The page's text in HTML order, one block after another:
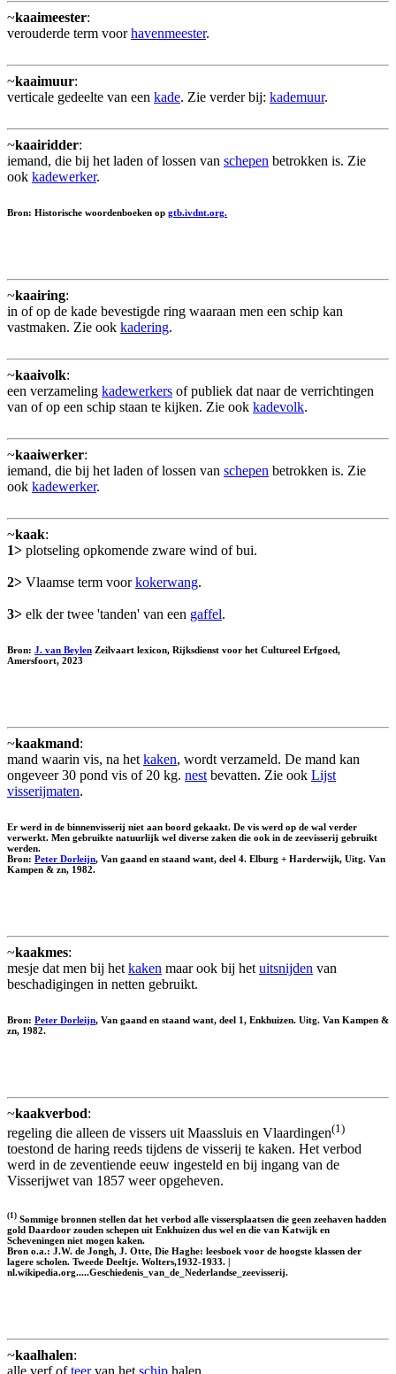
~kaaimeester:
verouderde term voorhavenmeester.
~kaaimuur:
verticale gedeelte van een kade. Zie verder bij: kademuur.
~kaairidder:
iemand, die bij het laden of lossen van schepen betrokken is. Zie
ook kadewerker.
Bron: Historische woordenboeken op gtb.ivdnt.org.
~kaairing:
in of op de kade bevestigde ring waaraan men een schip kan
vastmaken. Zie ook kadering.
~kaaivolk:
een verzameling kadewerkers of publiek dat naar de verrichtingen
van of op een schip staan te kijken. Zie ook kadevolk.
~kaaiwerker:
iemand, die bij het laden of lossen van schepen betrokken is. Zie
ook kadewerker.
~kaak:
1> plotseling opkomende zware wind of bui.
2> Vlaamse term voorkokerwang.
3> elk der twee 'tanden' van een gaffel.
Bron: J. van Beylen Zeilvaart lexicon, Rijksdienst voor het Cultureel Erfgoed,
Amersfoort, 2023
~kaakmand:
mand waarin vis, na het kaken, wordt verzameld. De mand kan
ongeveer 30 pond vis of 20 kg. nest bevatten. Zie ook Lijst
visserijmaten.
Er werd in de binnenvisserij niet aan boord gekaakt. De vis werd op de wal verder
verwerkt. Men gebruikte natuurlijk wel diverse zaken die ook in de zeevisserij gebruikt
werden.
Bron: Peter Dorleijn, Van gaand en staand want, deel 4. Elburg + Harderwijk, Uitg. Van
Kampen & zn, 1982.
~kaakmes:
mesje dat men bij het kaken maar ook bij het uitsnijden van
beschadigingen in netten gebruikt.
Bron: Peter Dorleijn, Van gaand en staand want, deel 1, Enkhuizen. Uitg. Van Kampen &
zn, 1982.
~kaakverbod:
regeling die alleen de vissers uit Maassluis en Vlaardingen(1)
toestond de haring reeds tijdens de visserij te kaken. Het verbod
werd in de zeventiende eeuw ingesteld en bij ingang van de
Visserijwet van 1857 weer opgeheven.
(1) Sommige bronnen stellen dat het verbod alle vissersplaatsen die geen zeehaven hadden
gold Daardoor zouden schepen uit Enkhuizen dus wel en die van Katwijk en
Scheveningen niet mogen kaken.
Bron o.a.: J.W. de Jongh, J. Otte, Die Haghe: leesboek voor de hoogste klassen der
lagere scholen. Tweede Deeltje. Wolters,1932-1933. |
nl.wikipedia.org.....Geschiedenis_van_de_Nederlandse_zeevisserij.
~kaalhalen:
alle verf ofteervan het schip halen.